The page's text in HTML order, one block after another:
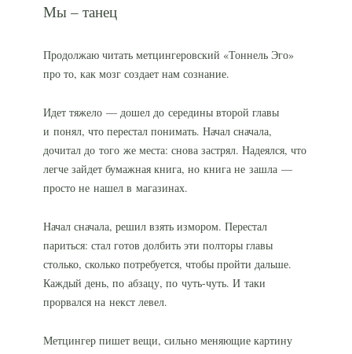
Мы – танец
Продолжаю читать метцингеровский «Тоннель Эго»
про то, как мозг создает нам сознание.
Идет тяжело — дошел до середины второй главы
и понял, что перестал понимать. Начал сначала,
дочитал до того же места: снова застрял. Надеялся, что
легче зайдет бумажная книга, но книга не зашла —
просто не нашел в магазинах.
Начал сначала, решил взять измором. Перестал
париться: стал готов долбить эти полторы главы
столько, сколько потребуется, чтобы пройти дальше.
Каждый день, по абзацу, по чуть-чуть. И таки
прорвался на некст левел.
Метцингер пишет вещи, сильно меняющие картину